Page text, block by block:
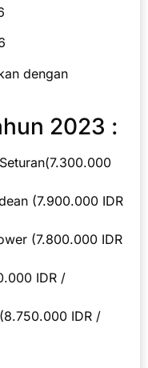
dengan
2023 :
(7.900.000 IDR
(7.800.000 IDR
IDR /
IDR /